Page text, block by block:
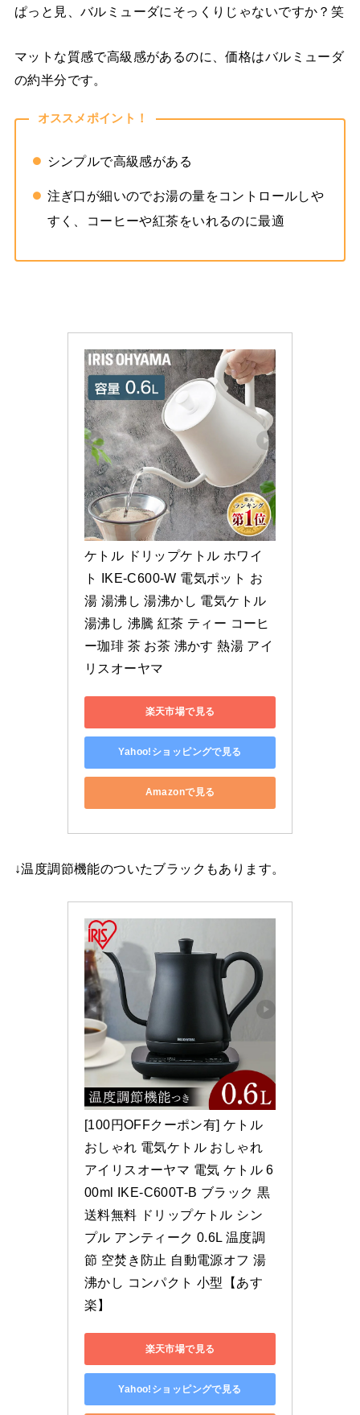
ぱっと見、バルミューダにそっくりじゃないですか？笑
マットな質感で高級感があるのに、価格はバルミューダ
の約半分です。
オススメポイント！
シンプルで高級感がある
注ぎ口が細いのでお湯の量をコントロールしや
すく、コーヒーや紅茶をいれるのに最適
ケトル ドリップケトル ホワイ
ト IKE-C600-W 電気ポット お
湯 湯沸し 湯沸かし 電気ケトル
湯沸し 沸騰 紅茶 ティー コーヒ
ー珈琲 茶 お茶 沸かす 熱湯 アイ
リスオーヤマ
楽天市場で見る
Yahoo!ショッピングで見る
Amazonで見る
↓温度調節機能のついたブラックもあります。
[100円OFFクーポン有] ケトル
おしゃれ 電気ケトル おしゃれ
アイリスオーヤマ 電気 ケトル 6
00ml IKE-C600T-B ブラック 黒
送料無料 ドリップケトル シン
プル アンティーク 0.6L 温度調
節 空焚き防止 自動電源オフ 湯
沸かし コンパクト 小型【あす
楽】
楽天市場で見る
Yahoo!ショッピングで見る